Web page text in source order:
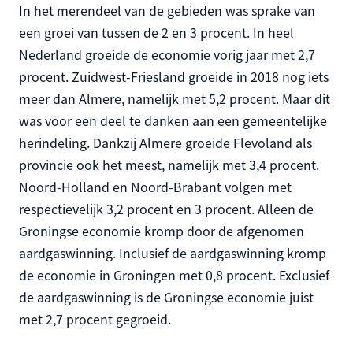
In het merendeel van de gebieden was sprake van
een groei van tussen de 2 en 3 procent. In heel
Nederland groeide de economie vorig jaar met 2,7
procent. Zuidwest-Friesland groeide in 2018 nog iets
meer dan Almere, namelijk met 5,2 procent. Maar dit
was voor een deel te danken aan een gemeentelijke
herindeling. Dankzij Almere groeide Flevoland als
provincie ook het meest, namelijk met 3,4 procent.
Noord-Holland en Noord-Brabant volgen met
respectievelijk 3,2 procent en 3 procent. Alleen de
Groningse economie kromp door de afgenomen
aardgaswinning. Inclusief de aardgaswinning kromp
de economie in Groningen met 0,8 procent. Exclusief
de aardgaswinning is de Groningse economie juist
met 2,7 procent gegroeid.